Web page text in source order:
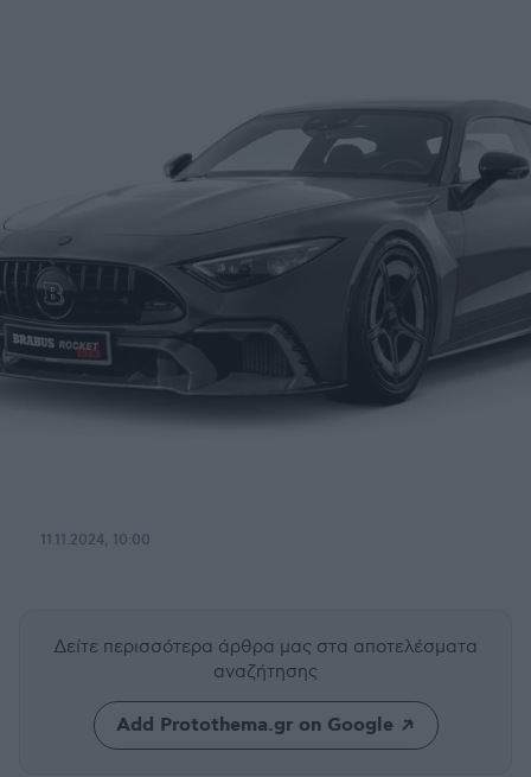
11.11.2024, 10:00
Δείτε περισσότερα άρθρα μας στα αποτελέσματα
αναζήτησης
Add Protothema.gr on Google